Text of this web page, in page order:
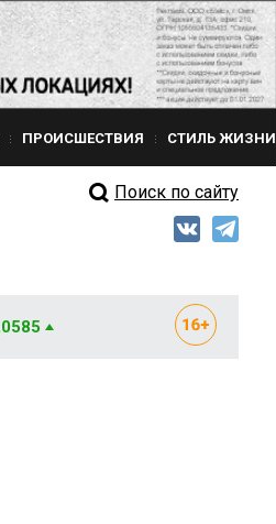
ПРОИСШЕСТВИЯ СТИЛЬ ЖИЗНИ
Поиск по сайту